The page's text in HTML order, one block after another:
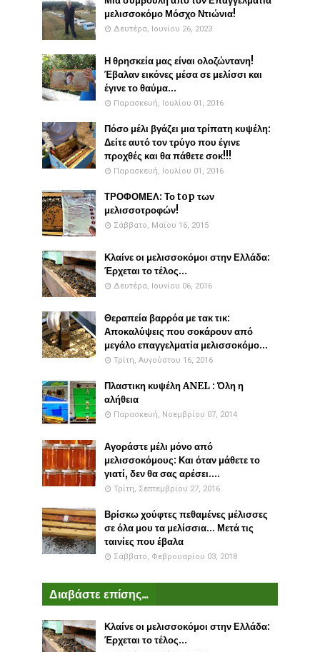
μελισσοκόμο Μόσχο Ντιώνια!
Δευτέρα, Ιουνίου 26, 2023
Η θρησκεία μας είναι ολοζώντανη!
Έβαλαν εικόνες μέσα σε μελίσσι και
έγινε το θαύμα...
Παρασκευή, Ιουλίου 01, 2016
Πόσο μέλι βγάζει μια τρίπατη κυψέλη:
Δείτε αυτό τον τρύγο που έγινε
προχθές και θα πάθετε σοκ!!!
Παρασκευή, Ιουλίου 01, 2016
ΤΡΟΦΟΜΕΛ: Το top των
μελισσοτροφών!
Σάββατο, Μαΐου 16, 2015
Κλαίνε οι μελισσοκόμοι στην Ελλάδα:
Έρχεται το τέλος...
Δευτέρα, Ιουνίου 06, 2016
Θεραπεία βαρρόα με τακ τικ:
Αποκαλύψεις που σοκάρουν από
μεγάλο επαγγελματία μελισσοκόμο...
Τρίτη, Αυγούστου 16, 2016
Πλαστικη κυψέλη ANEL : Όλη η
αλήθεια
Παρασκευή, Νοεμβρίου 07, 2014
Αγοράστε μέλι μόνο από
μελισσοκόμους: Και όταν μάθετε το
γιατί, δεν θα σας αρέσει....
Τρίτη, Σεπτεμβρίου 27, 2016
Βρίσκω χούφτες πεθαμένες μέλισσες
σε όλα μου τα μελίσσια... Μετά τις
ταινίες που έβαλα
Σάββατο, Φεβρουαρίου 03, 2018
Διαβάστε επίσης...
Κλαίνε οι μελισσοκόμοι στην Ελλάδα:
Έρχεται το τέλος...